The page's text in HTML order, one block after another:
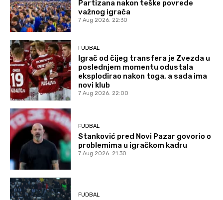
Partizana nakon teške povrede
važnog igrača
7 Aug 2026. 22:30
FUDBAL
Igrač od čijeg transfera je Zvezda u
poslednjem momentu odustala
eksplodirao nakon toga, a sada ima
novi klub
7 Aug 2026. 22:00
FUDBAL
Stanković pred Novi Pazar govorio o
problemima u igračkom kadru
7 Aug 2026. 21:30
FUDBAL